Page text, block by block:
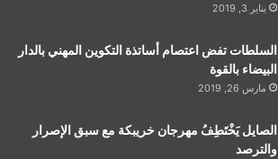
يناير 3, 2019
السلطات تفض اعتصام أساتذة التكوين المهني بالدار
البيضاء بالقوة
مارس 26, 2019
الصايل يَخْتَطِفُ مهرجان خريبكة مع سبق الإصرار
والترصد